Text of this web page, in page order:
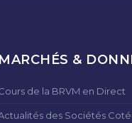
MARCHÉS &
de la BRVM en Direct
des Sociétés